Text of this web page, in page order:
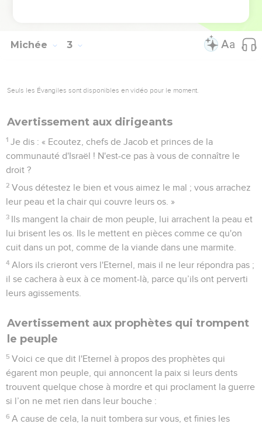
Michée 3
Seuls les Évangiles sont disponibles en vidéo pour le moment.
Avertissement aux dirigeants
1 Je dis : « Ecoutez, chefs de Jacob et princes de la
communauté d'Israël ! N'est-ce pas à vous de connaître le
droit ?
2 Vous détestez le bien et vous aimez le mal ; vous arrachez
leur peau et la chair qui couvre leurs os. »
3 Ils mangent la chair de mon peuple, lui arrachent la peau et
lui brisent les os. Ils le mettent en pièces comme ce qu'on
cuit dans un pot, comme de la viande dans une marmite.
4 Alors ils crieront vers l'Eternel, mais il ne leur répondra pas ;
il se cachera à eux à ce moment-là, parce qu’ils ont perverti
leurs agissements.
Avertissement aux prophètes qui trompent
le peuple
5 Voici ce que dit l'Eternel à propos des prophètes qui
égarent mon peuple, qui annoncent la paix si leurs dents
trouvent quelque chose à mordre et qui proclament la guerre
si l’on ne met rien dans leur bouche :
6 A cause de cela, la nuit tombera sur vous, et finies les